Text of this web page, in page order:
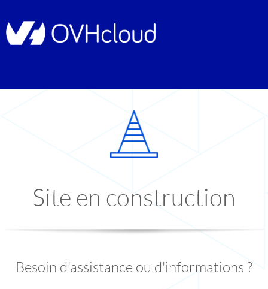
Site en construction
Besoin d'assistance ou d'informations ?